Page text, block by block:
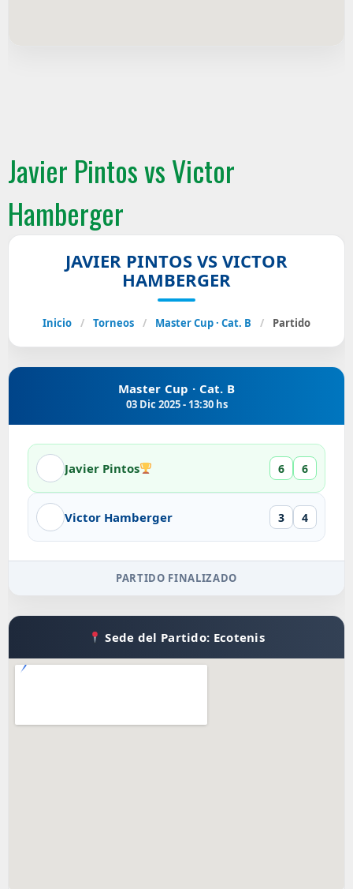
Javier Pintos vs Victor
Hamberger
JAVIER PINTOS VS VICTOR
HAMBERGER
Inicio / Torneos / Master Cup · Cat. B / Partido
Master Cup · Cat. B
03 Dic 2025 - 13:30 hs
Javier Pintos 6 6
Victor Hamberger 3 4
PARTIDO FINALIZADO
Sede del Partido: Ecotenis